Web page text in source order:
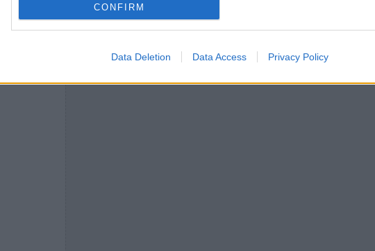
CONFIRM
Data Deletion Data Access Privacy Policy
των Alex Chilton, Captain Beefheart, Jerry Lee
πολλών ακόμη.